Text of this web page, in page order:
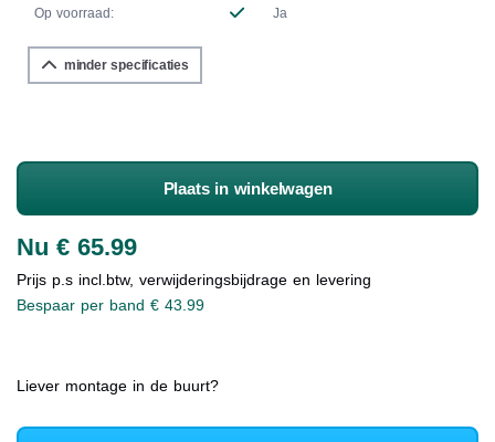
Op voorraad:
Ja
minder specificaties
Plaats in winkelwagen
Nu € 65.99
Prijs p.s incl.btw, verwijderingsbijdrage en levering
Bespaar per band € 43.99
Liever montage in de buurt?